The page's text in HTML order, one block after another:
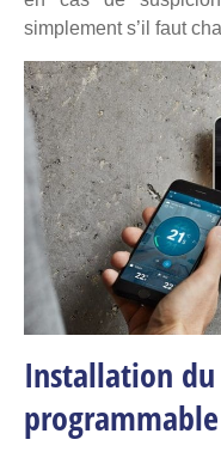
simplement s’il faut
Installation